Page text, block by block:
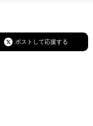
ポストして応援する